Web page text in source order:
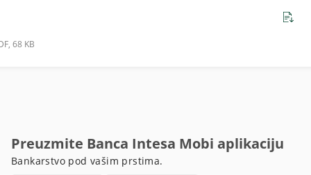
68 KB
Preuzmite Banca Intesa Mobi aplikaciju
Bankarstvo pod vašim prstima.